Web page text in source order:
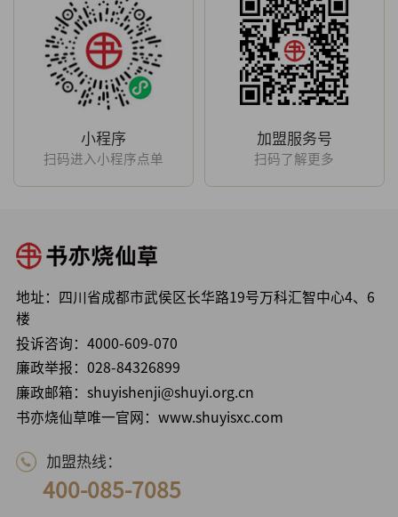
小程序
扫码进入小程序点单
加盟服务号
扫码了解更多
地址：四川省成都市武侯区长华路19号万科汇智中心4、6
楼
投诉咨询： 4000-609-070
廉政举报： 028-84326899
廉政邮箱：shuyishenji@shuyi.org.cn
书亦烧仙草唯一官网：www.shuyisxc.com
加盟热线：
400-085-7085